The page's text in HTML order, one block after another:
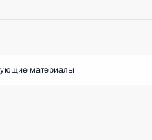
материалы